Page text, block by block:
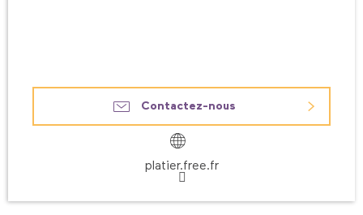
Contactez-nous
platier.free.fr